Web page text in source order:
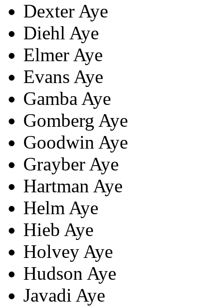
Dexter Aye
Diehl Aye
Elmer Aye
Evans Aye
Gamba Aye
Gomberg Aye
Goodwin Aye
Grayber Aye
Hartman Aye
Helm Aye
Hieb Aye
Holvey Aye
Hudson Aye
Javadi Aye